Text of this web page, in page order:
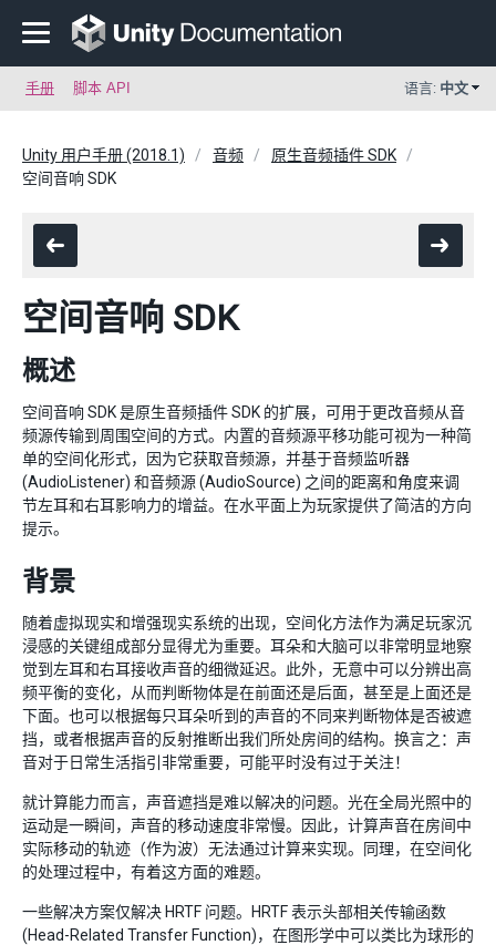
手册 脚本 API 语言: 中文
Unity 用户手册 (2018.1) 音频
原生音频插件 SDK
空间音响 SDK
空间音响 SDK
概述
空间音响 SDK 是原生音频插件 SDK 的扩展，可用于更改音频从音
频源传输到周围空间的方式。内置的音频源平移功能可视为一种简
单的空间化形式，因为它获取音频源，并基于音频监听器
(AudioListener) 和音频源 (AudioSource) 之间的距离和角度来调
节左耳和右耳影响力的增益。在水平面上为玩家提供了简洁的方向
提示。
背景
随着虚拟现实和增强现实系统的出现，空间化方法作为满足玩家沉
浸感的关键组成部分显得尤为重要。耳朵和大脑可以非常明显地察
觉到左耳和右耳接收声音的细微延迟。此外，无意中可以分辨出高
频平衡的变化，从而判断物体是在前面还是后面，甚至是上面还是
下面。也可以根据每只耳朵听到的声音的不同来判断物体是否被遮
挡，或者根据声音的反射推断出我们所处房间的结构。换言之：声
音对于日常生活指引非常重要，可能平时没有过于关注！
就计算能力而言，声音遮挡是难以解决的问题。光在全局光照中的
运动是一瞬间，声音的移动速度非常慢。因此，计算声音在房间中
实际移动的轨迹（作为波）无法通过计算来实现。同理，在空间化
的处理过程中，有着这方面的难题。
一些解决方案仅解决 HRTF 问题。HRTF 表示头部相关传输函数
(Head-Related Transfer Function)，在图形学中可以类比为球形的